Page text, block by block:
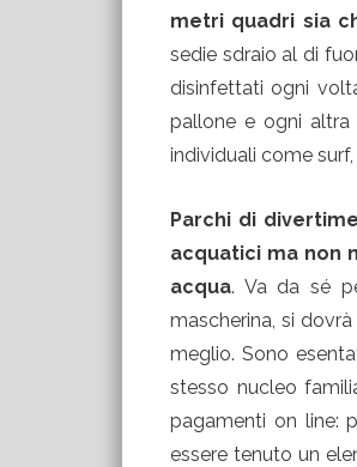
metri quadri sia
sedie sdraio al di
disinfettati ogni
pallone e ogni
individuali come
Parchi di
acquatici ma non
acqua. Va da sé
mascherina, si
meglio. Sono
stesso nucleo
pagamenti on line:
essere tenuto un